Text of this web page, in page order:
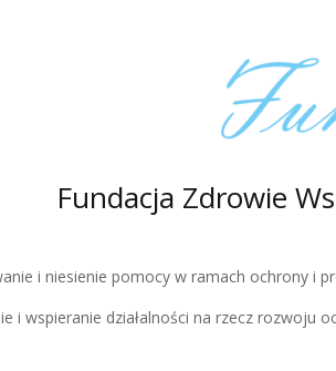
Fundacja Zdrowie
i niesienie pomocy w ramach ochrony
i wspieranie działalności na rzecz